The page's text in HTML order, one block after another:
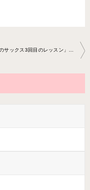
「本日のサックス3回目のレッスン」サックス教室2023-6-21-no0007-78